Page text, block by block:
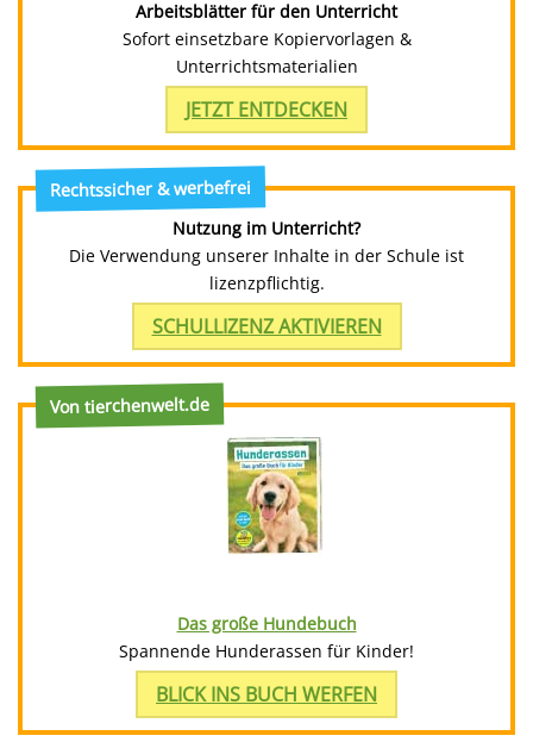
Arbeitsblätter für den Unterricht
Sofort einsetzbare Kopiervorlagen &
Unterrichtsmaterialien
JETZT ENTDECKEN
Rechtssicher & werbefrei
Nutzung im Unterricht?
Die Verwendung unserer Inhalte in der Schule ist
lizenzpflichtig.
SCHULLIZENZ AKTIVIEREN
Von tierchenwelt.de
Das große Hundebuch
Spannende Hunderassen für Kinder!
BLICK INS BUCH WERFEN